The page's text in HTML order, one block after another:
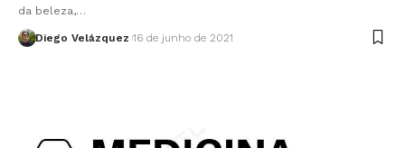
da beleza,…
Diego Velázquez 16 de junho de 2021